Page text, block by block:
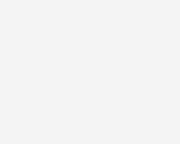
der vierten und
von 2025 die Auktionsrunden vom
2024 nochmals deutlich, in welche
von 5,7 und 6,1 GW
Die Preise rutschen weiter